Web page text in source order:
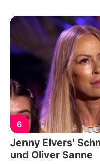
6
Jenny Elvers'
und Oliver Sanne